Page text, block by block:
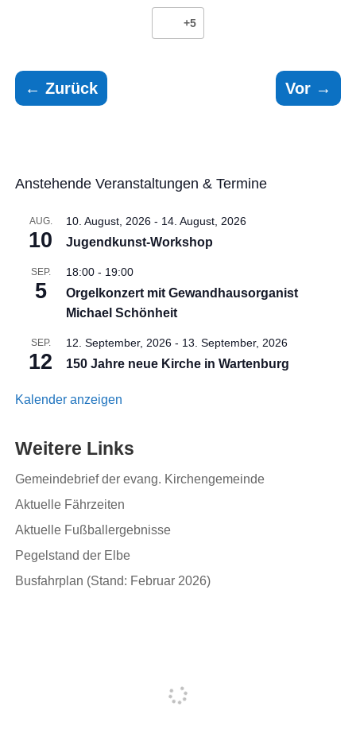
+5
←Zurück Vor→
Anstehende Veranstaltungen & Termine
AUG.
10
10. August, 2026 - 14. August, 2026
Jugendkunst-Workshop
SEP.
5
18:00 - 19:00
Orgelkonzert mit Gewandhausorganist
Michael Schönheit
SEP.
12
12. September, 2026 - 13. September, 2026
150 Jahre neue Kirche in Wartenburg
Kalender anzeigen
Weitere Links
Gemeindebrief der evang. Kirchengemeinde
Aktuelle Fährzeiten
Aktuelle Fußballergebnisse
Pegelstand der Elbe
Busfahrplan (Stand: Februar 2026)